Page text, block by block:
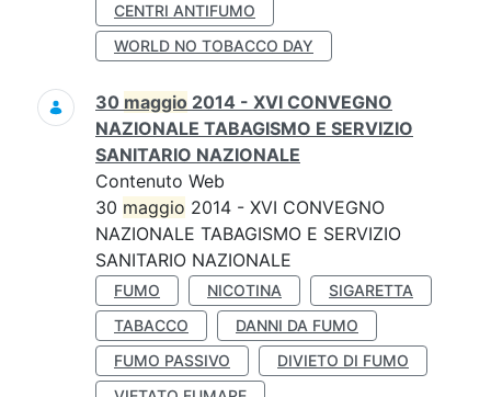
CENTRI ANTIFUMO
WORLD NO TOBACCO DAY
30 maggio 2014 - XVI CONVEGNO
NAZIONALE TABAGISMO E SERVIZIO
SANITARIO NAZIONALE
Contenuto Web
30 maggio 2014 - XVI CONVEGNO
NAZIONALE TABAGISMO E SERVIZIO
SANITARIO NAZIONALE
FUMO NICOTINA
SIGARETTA
TABACCO
DANNI DA FUMO
FUMO PASSIVO
DIVIETO DI FUMO